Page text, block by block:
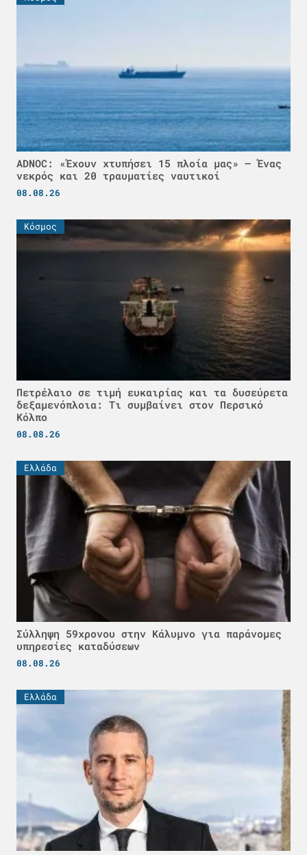
ADNOC: «Έχουν χτυπήσει 15 πλοία μας» – Ένας
νεκρός και 20 τραυματίες ναυτικοί
08.08.26
Κόσμος
Πετρέλαιο σε τιμή ευκαιρίας και τα δυσεύρετα
δεξαμενόπλοια: Τι συμβαίνει στον Περσικό
Κόλπο
08.08.26
Ελλάδα
Σύλληψη 59χρονου στην Κάλυμνο για παράνομες
υπηρεσίες καταδύσεων
08.08.26
Ελλάδα